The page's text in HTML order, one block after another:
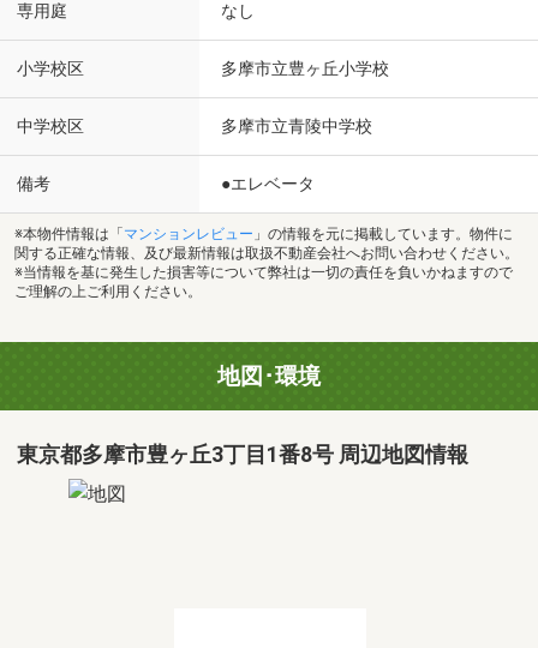
専用庭 なし
小学校区 多摩市立豊ヶ丘小学校
中学校区 多摩市立青陵中学校
備考 ●エレベータ
※本物件情報は「 マンションレビュー 」の情報を元に掲載しています。物件に
関する正確な情報、及び最新情報は取扱不動産会社へお問い合わせください。
※当情報を基に発生した損害等について弊社は一切の責任を負いかねますので
ご理解の上ご利用ください。
地図･環境
東京都多摩市豊ヶ丘3丁目1番8号 周辺地図情報